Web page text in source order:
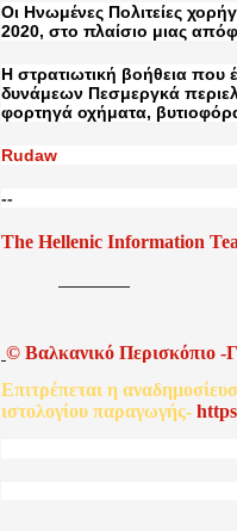
Οι Ηνωμένες Πολιτείες
2020, στο πλαίσιο μιας
Η στρατιωτική βοήθεια που
δυνάμεων Πεσμεργκά
φορτηγά οχήματα,
Rudaw
--
The Hellenic Information
© Βαλκανικό Περισκόπιο -
Επιτρέπεται η
ιστολογίου παραγωγής- https